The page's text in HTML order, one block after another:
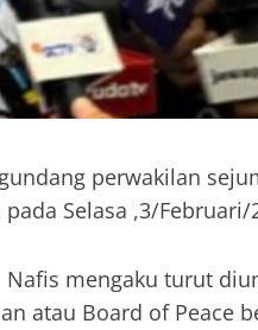
perwakilan
Selasa ,3/Februari/
mengaku turut
atau Board of Peace